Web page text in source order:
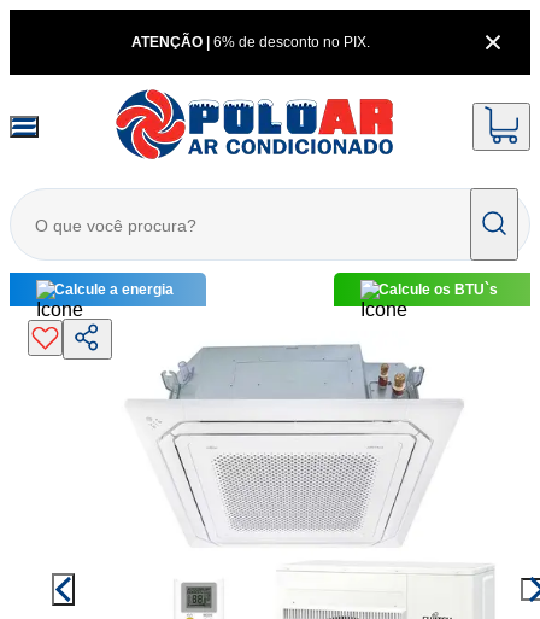
ATENÇÃO | 6% de desconto no PIX.
Calcule a energia Calcule os BTU`s